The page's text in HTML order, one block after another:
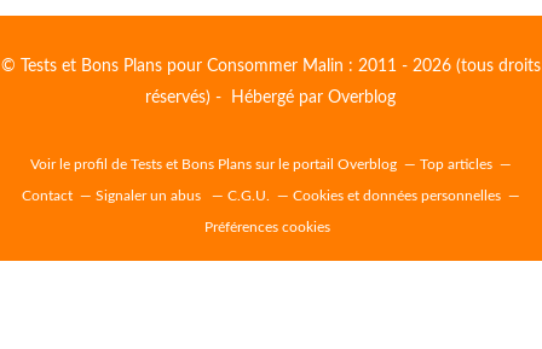
© Tests et Bons Plans pour Consommer Malin : 2011 - 2026 (tous droits
réservés) - Hébergé parOverblog
Voir le profil de Tests et Bons Plans sur le portail Overblog Top articles
Contact Signaler un abus C.G.U. Cookies et données personnelles
Préférences cookies